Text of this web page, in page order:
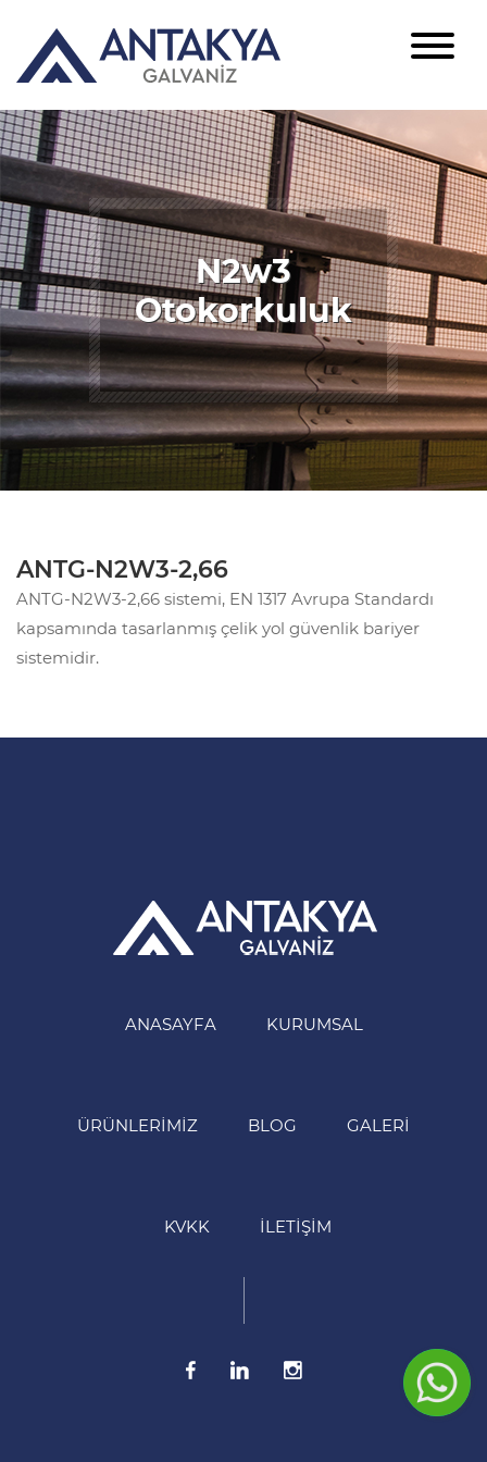
N2w3
Otokorkuluk
ANTG-N2W3-2,66
ANTG-N2W3-2,66 sistemi, EN 1317 Avrupa Standardı
kapsamında tasarlanmış çelik yol güvenlik bariyer
sistemidir.
ANASAYFA KURUMSAL
ÜRÜNLERIMIZ BLOG GALERI
KVKK İLETIŞIM